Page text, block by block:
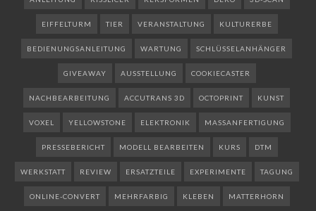
EIFFELTURM TIER VERANSTALTUNG KULTURERBE
BEDIENUNGSANLEITUNG WARTUNG SCHLÜSSELANHÄNGER
GIVEAWAY AUSSTELLUNG COOKIECASTER
NACHBEARBEITUNG ACCUTRANS 3D OCTOPRINT KUNST
VOXEL YELLOWSTONE ELEKTRONIK MASSANFERTIGUNG
PRESSEBERICHT MODELL BEARBEITEN KURS DTM
WERKSTATT REVIEW ERSATZTEILE EXPERIMENTE TAGUNG
ONLINE-CONVERT MEHRFARBIG KLEBEN MATTERHORN